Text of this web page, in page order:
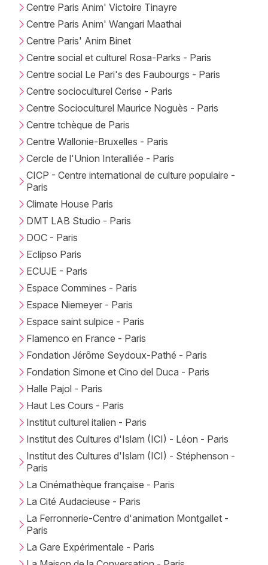
Centre Paris Anim' Victoire Tinayre
Centre Paris Anim' Wangari Maathai
Centre Paris' Anim Binet
Centre social et culturel Rosa-Parks - Paris
Centre social Le Pari's des Faubourgs - Paris
Centre socioculturel Cerise - Paris
Centre Socioculturel Maurice Noguès - Paris
Centre tchèque de Paris
Centre Wallonie-Bruxelles - Paris
Cercle de l'Union Interalliée - Paris
CICP - Centre international de culture populaire -
Paris
Climate House Paris
DMT LAB Studio - Paris
DOC - Paris
Eclipso Paris
ECUJE - Paris
Espace Commines - Paris
Espace Niemeyer - Paris
Espace saint sulpice - Paris
Flamenco en France - Paris
Fondation Jérôme Seydoux-Pathé - Paris
Fondation Simone et Cino del Duca - Paris
Halle Pajol - Paris
Haut Les Cours - Paris
Institut culturel italien - Paris
Institut des Cultures d'Islam (ICI) - Léon - Paris
Institut des Cultures d'Islam (ICI) - Stéphenson -
Paris
La Cinémathèque française - Paris
La Cité Audacieuse - Paris
La Ferronnerie-Centre d'animation Montgallet -
Paris
La Gare Expérimentale - Paris